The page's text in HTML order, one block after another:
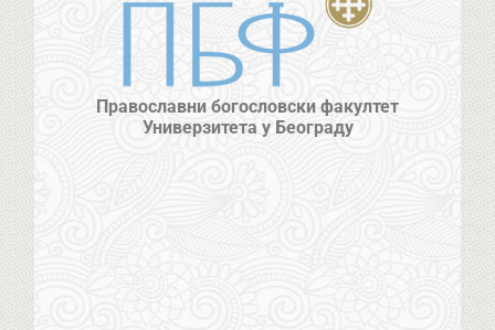
Православни богословски факултет
Универзитета у Београду